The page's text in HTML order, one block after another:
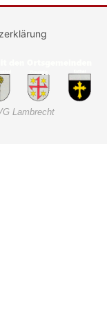
Lambrecht